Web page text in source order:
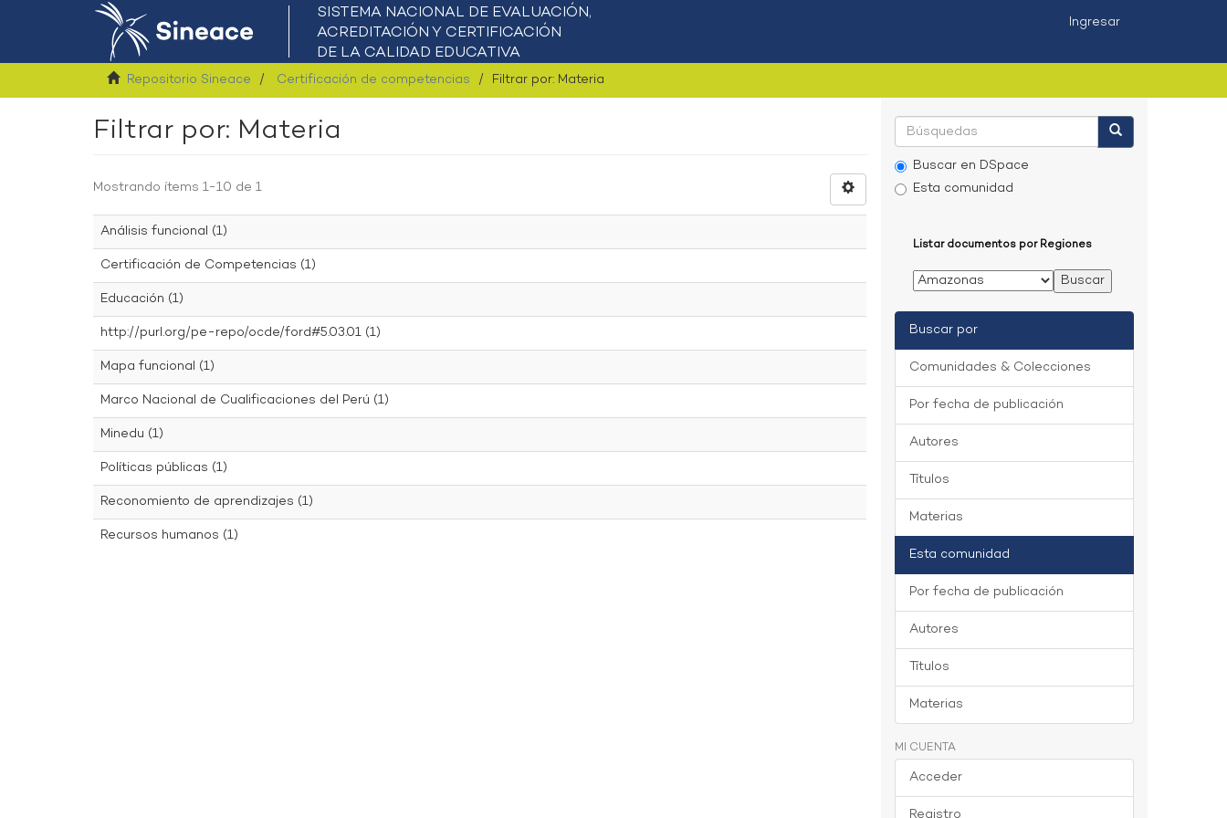
Ingresar
Repositorio Sineace Certificación de competencias Filtrar por: Materia
Filtrar por: Materia
Mostrando ítems 1-10 de 1
Análisis funcional (1)
Certificación de Competencias (1)
Educación (1)
http://purl.org/pe-repo/ocde/ford#5.03.01 (1)
Mapa funcional (1)
Marco Nacional de Cualificaciones del Perú (1)
Minedu (1)
Políticas públicas (1)
Reconomiento de aprendizajes (1)
Recursos humanos (1)
Buscar en DSpace
Esta comunidad
Listar documentos por Regiones
Buscar por
Comunidades & Colecciones
Por fecha de publicación
Autores
Títulos
Materias
Esta comunidad
Por fecha de publicación
Autores
Títulos
Materias
MI CUENTA
Acceder